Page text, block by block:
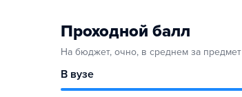
Проходной балл
На бюджет, очно, в среднем за предмет
В вузе